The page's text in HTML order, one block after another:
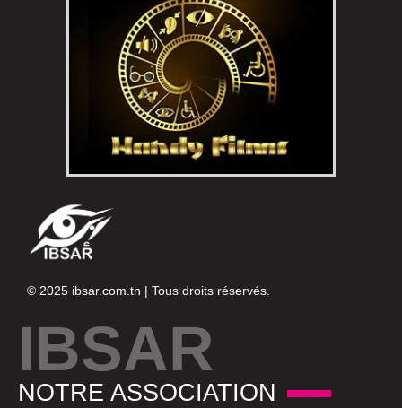
© 2025 ibsar.com.tn | Tous droits réservés.
IBSAR
NOTRE ASSOCIATION